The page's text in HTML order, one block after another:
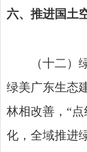
六、推进国土
（十二）绿
绿美广东生态
林相改善，“
化，全域推进